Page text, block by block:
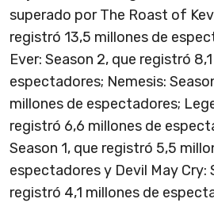
superado por The Roast of
registró 13,5 millones de
Ever: Season 2, que registró
espectadores; Nemesis:
millones de espectadores;
registró 6,6 millones de
Season 1, que registró 5,5
espectadores y Devil May Cry:
registró 4,1 millones de